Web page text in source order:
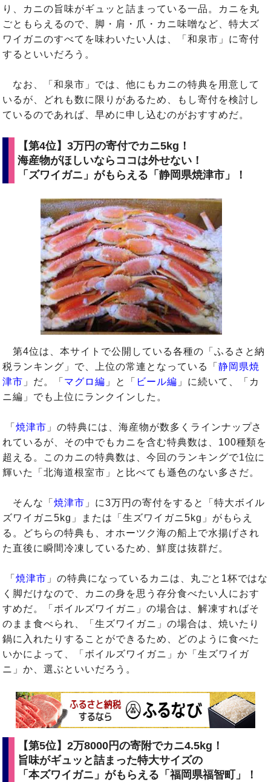
り、カニの旨味がギュッと詰まっている一品。カニを丸
ごともらえるので、脚・肩・爪・カニ味噌など、特大ズ
ワイガニのすべてを味わいたい人は、「和泉市」に寄付
するといいだろう。
なお、「和泉市」では、他にもカニの特典を用意して
いるが、どれも数に限りがあるため、もし寄付を検討し
ているのであれば、早めに申し込むのがおすすめだ。
【第4位】3万円の寄付でカニ5kg！
海産物がほしいならココは外せない！
「ズワイガニ」がもらえる「静岡県焼津市」！
第4位は、本サイトで公開している各種の「ふるさと納
税ランキング」で、上位の常連となっている「 静岡県焼
津市 」だ。「 マグロ編 」と「 ビール編 」に続いて、「カ
ニ編」でも上位にランクインした。
「焼津市 」の特典には、海産物が数多くラインナップさ
れているが、その中でもカニを含む特典数は、100種類を
超える。このカニの特典数は、今回のランキングで1位に
輝いた「北海道根室市」と比べても遜色のない多さだ。
そんな「焼津市 」に3万円の寄付をすると「特大ボイル
ズワイガニ5kg」または「生ズワイガニ5kg」がもらえ
る。どちらの特典も、オホーツク海の船上で水揚げされ
た直後に瞬間冷凍しているため、鮮度は抜群だ。
「焼津市 」の特典になっているカニは、丸ごと1杯ではな
く脚だけなので、カニの身を思う存分食べたい人におす
すめだ。「ボイルズワイガニ」の場合は、解凍すればそ
のまま食べられ、「生ズワイガニ」の場合は、焼いたり
鍋に入れたりすることができるため、どのように食べた
いかによって、「ボイルズワイガニ」か「生ズワイガ
ニ」か、選ぶといいだろう。
【第5位】2万8000円の寄附でカニ4.5kg！
旨味がギュッと詰まった特大サイズの
「本ズワイガニ」がもらえる「福岡県福智町」！